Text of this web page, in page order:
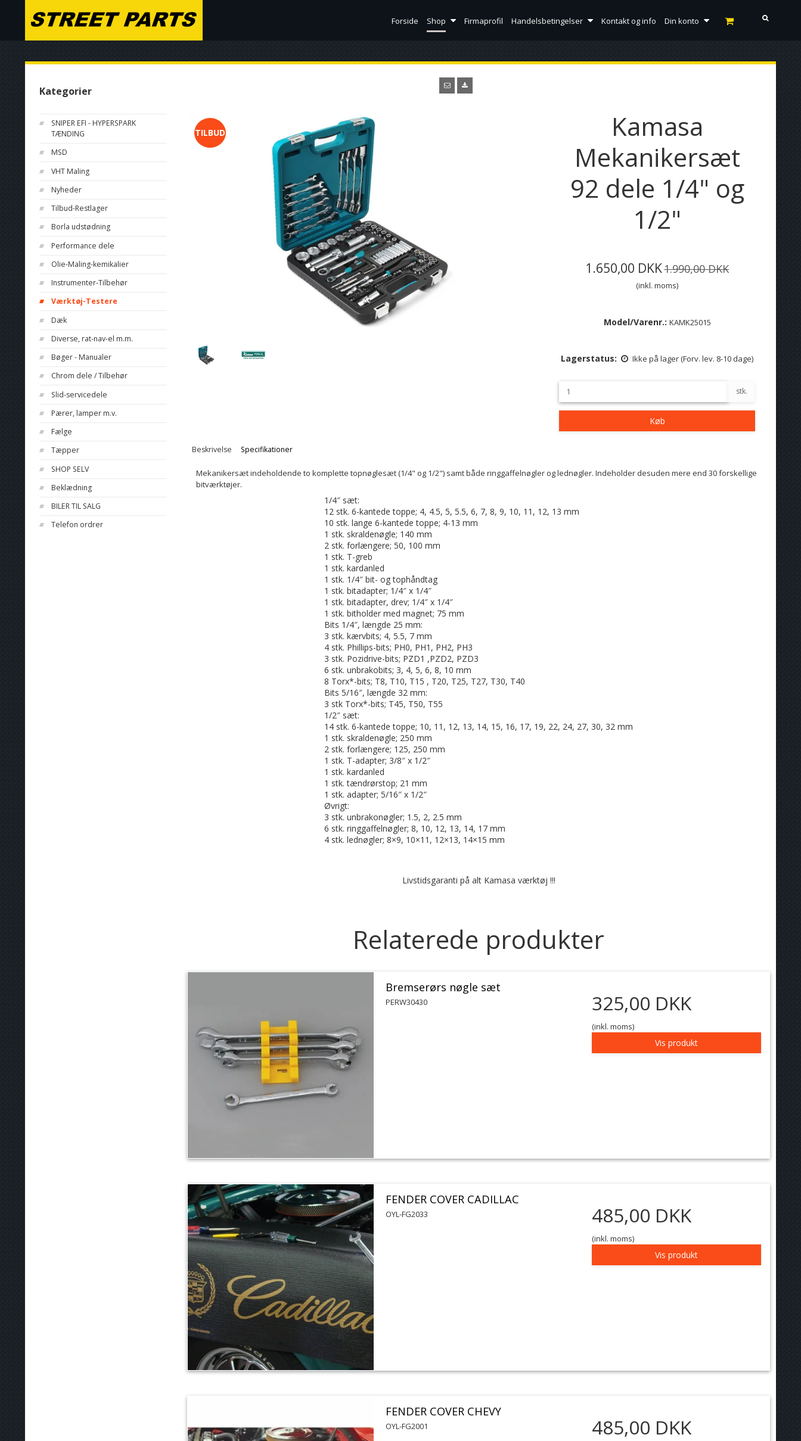
Forside Shop Firmaprofil Handelsbetingelser Kontakt og info Din konto
Kategorier
SNIPER EFI - HYPERSPARK
TÆNDING
MSD
VHT Maling
Nyheder
Tilbud-Restlager
Borla udstødning
Performance dele
Olie-Maling-kemikalier
Instrumenter-Tilbehør
Værktøj-Testere
Dæk
Diverse, rat-nav-el m.m.
Bøger - Manualer
Chrom dele / Tilbehør
Slid-servicedele
Pærer, lamper m.v.
Fælge
Tæpper
SHOP SELV
Beklædning
BILER TIL SALG
Telefon ordrer
TILBUD
Kamasa
Mekanikersæt
92 dele 1/4" og
1/2"
1.650,00 DKK1.990,00 DKK
(inkl. moms)
Model/Varenr.: KAMK25015
Lagerstatus: Ikke på lager (Forv. lev. 8-10 dage)
stk.
Køb
Beskrivelse Specifikationer
Mekanikersæt indeholdende to komplette topnøglesæt (1/4" og 1/2") samt både ringgaffelnøgler og lednøgler. Indeholder desuden mere end 30 forskellige
bitværktøjer.
1/4″ sæt:
12 stk. 6-kantede toppe; 4, 4.5, 5, 5.5, 6, 7, 8, 9, 10, 11, 12, 13 mm
10 stk. lange 6-kantede toppe; 4-13 mm
1 stk. skraldenøgle; 140 mm
2 stk. forlængere; 50, 100 mm
1 stk. T-greb
1 stk. kardanled
1 stk. 1/4″ bit- og tophåndtag
1 stk. bitadapter; 1/4″ x 1/4″
1 stk. bitadapter, drev; 1/4″ x 1/4″
1 stk. bitholder med magnet; 75 mm
Bits 1/4″, længde 25 mm:
3 stk. kærvbits; 4, 5.5, 7 mm
4 stk. Phillips-bits; PH0, PH1, PH2, PH3
3 stk. Pozidrive-bits; PZD1 ,PZD2, PZD3
6 stk. unbrakobits; 3, 4, 5, 6, 8, 10 mm
8 Torx*-bits; T8, T10, T15 , T20, T25, T27, T30, T40
Bits 5/16″, længde 32 mm:
3 stk Torx*-bits; T45, T50, T55
1/2″ sæt:
14 stk. 6-kantede toppe; 10, 11, 12, 13, 14, 15, 16, 17, 19, 22, 24, 27, 30, 32 mm
1 stk. skraldenøgle; 250 mm
2 stk. forlængere; 125, 250 mm
1 stk. T-adapter; 3/8″ x 1/2″
1 stk. kardanled
1 stk. tændrørstop; 21 mm
1 stk. adapter; 5/16″ x 1/2″
Øvrigt:
3 stk. unbrakonøgler; 1.5, 2, 2.5 mm
6 stk. ringgaffelnøgler; 8, 10, 12, 13, 14, 17 mm
4 stk. lednøgler; 8×9, 10×11, 12×13, 14×15 mm
Livstidsgaranti på alt Kamasa værktøj !!!
Relaterede produkter
Bremserørs nøgle sæt
PERW30430 325,00 DKK
(inkl. moms)
Vis produkt
FENDER COVER CADILLAC
OYL-FG2033 485,00 DKK
(inkl. moms)
Vis produkt
FENDER COVER CHEVY
OYL-FG2001 485,00 DKK